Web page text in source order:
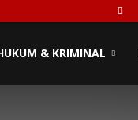
& KRIMINAL